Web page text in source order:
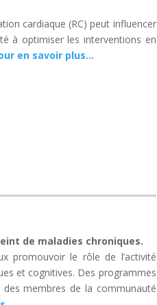
cardiaque (RC) peut influencer
à optimiser les interventions en
en savoir plus…
de maladies chroniques.
promouvoir le rôle de l’activité
et cognitives. Des programmes
des membres de la communauté